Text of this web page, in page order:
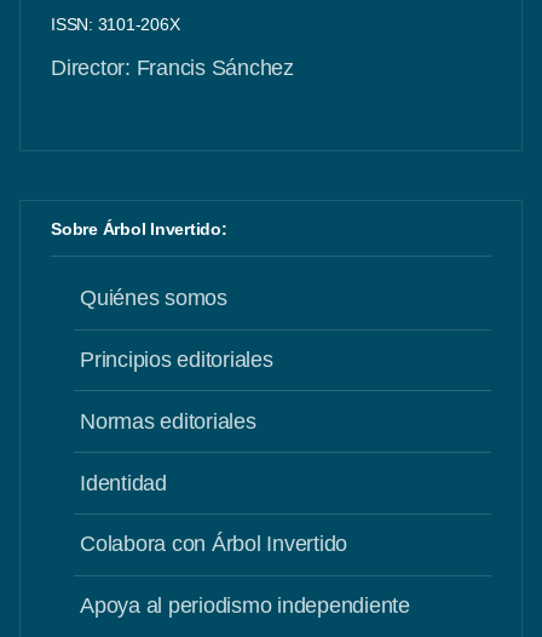
ISSN: 3101-206X
Director: Francis Sánchez
Sobre Árbol Invertido:
Quiénes somos
Principios editoriales
Normas editoriales
Identidad
Colabora con Árbol Invertido
Apoya al periodismo independiente